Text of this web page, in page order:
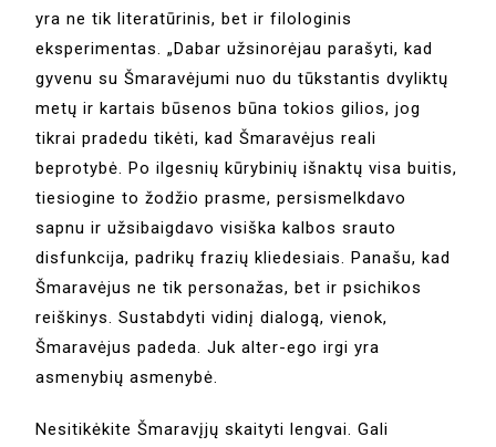
yra ne tik literatūrinis, bet ir filologinis
eksperimentas. „Dabar užsinorėjau parašyti, kad
gyvenu su Šmaravėjumi nuo du tūkstantis dvyliktų
metų ir kartais būsenos būna tokios gilios, jog
tikrai pradedu tikėti, kad Šmaravėjus reali
beprotybė. Po ilgesnių kūrybinių išnaktų visa buitis,
tiesiogine to žodžio prasme, persismelkdavo
sapnu ir užsibaigdavo visiška kalbos srauto
disfunkcija, padrikų frazių kliedesiais. Panašu, kad
Šmaravėjus ne tik personažas, bet ir psichikos
reiškinys. Sustabdyti vidinį dialogą, vienok,
Šmaravėjus padeda. Juk alter-ego irgi yra
asmenybių asmenybė.
Nesitikėkite Šmaravįjų skaityti lengvai. Gali